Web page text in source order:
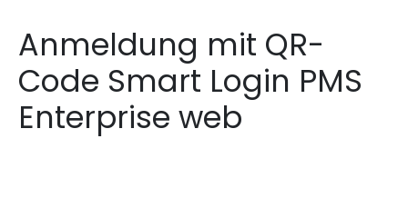
Anmeldung mit QR-
Code Smart Login PMS
Enterprise web